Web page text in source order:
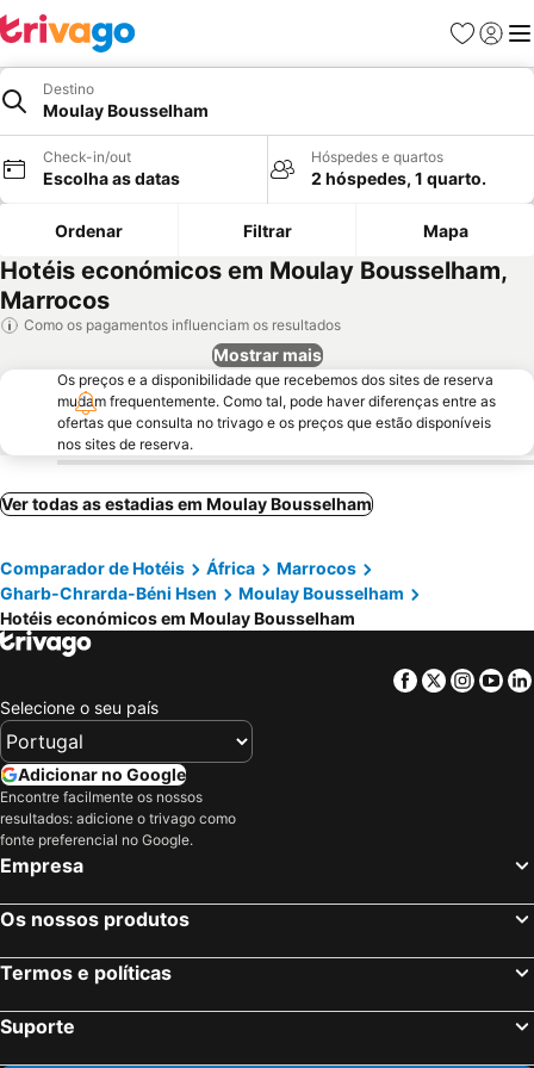
Favoritos
Iniciar
Destino
Moulay Bousselham
Check-in/out
Escolha as datas
Hóspedes e quartos
2 hóspedes, 1 quarto.
Ordenar Filtrar Mapa
Hotéis económicos em Moulay Bousselham,
Marrocos
Como os pagamentos influenciam os resultados
Mostrar mais
Os preços e a disponibilidade que recebemos dos sites de reserva
mudam frequentemente. Como tal, pode haver diferenças entre as
ofertas que consulta no trivago e os preços que estão disponíveis
nos sites de reserva.
Ver todas as estadias em Moulay Bousselham
Comparador de Hotéis África
Marrocos
Gharb-Chrarda-Béni Hsen
Moulay Bousselham
Hotéis económicos em Moulay Bousselham
Facebook
Twitter
Selecione o seu país
Adicionar no Google
Encontre facilmente os nossos
resultados: adicione o trivago como
fonte preferencial no Google.
Empresa
Os nossos produtos
Termos e políticas
Suporte